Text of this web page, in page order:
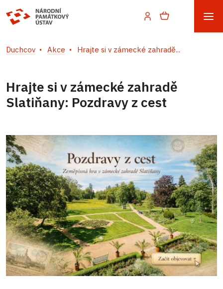
Duchcov Akce Hrajte si v zámecké zahradě...
Hrajte si v zámecké zahradě
Slatiňany: Pozdravy z cest